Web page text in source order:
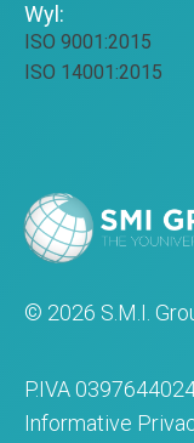
Wyl:
ISO 9001:2015
ISO 14001:2015
© 2026 S.M.I.
P.IVA
Informative